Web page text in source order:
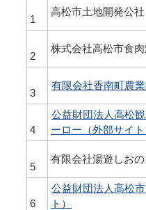
1
高松市土地開発公社
2
株式会社高松市食
3
有限会社香南町農
4
公益財団法人高松
ーロー（外部サイト
5
有限会社湯遊しおの
6
公益財団法人高松
ト）